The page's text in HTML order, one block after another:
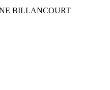
BILLANCOURT